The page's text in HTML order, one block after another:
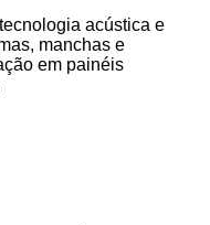
acústica e
manchas e
em painéis